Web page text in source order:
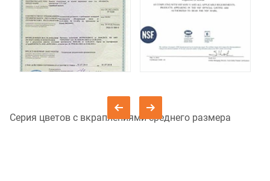
Серия цветов с вкраплениями среднего размера